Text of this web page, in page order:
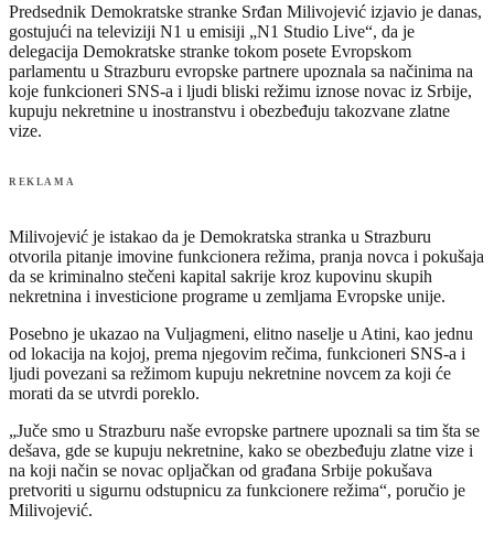
Predsednik Demokratske stranke Srđan Milivojević izjavio je danas,
gostujući na televiziji N1 u emisiji „N1 Studio Live“, da je
delegacija Demokratske stranke tokom posete Evropskom
parlamentu u Strazburu evropske partnere upoznala sa načinima na
koje funkcioneri SNS-a i ljudi bliski režimu iznose novac iz Srbije,
kupuju nekretnine u inostranstvu i obezbeđuju takozvane zlatne
vize.
REKLAMA
Milivojević je istakao da je Demokratska stranka u Strazburu
otvorila pitanje imovine funkcionera režima, pranja novca i pokušaja
da se kriminalno stečeni kapital sakrije kroz kupovinu skupih
nekretnina i investicione programe u zemljama Evropske unije.
Posebno je ukazao na Vuljagmeni, elitno naselje u Atini, kao jednu
od lokacija na kojoj, prema njegovim rečima, funkcioneri SNS-a i
ljudi povezani sa režimom kupuju nekretnine novcem za koji će
morati da se utvrdi poreklo.
„Juče smo u Strazburu naše evropske partnere upoznali sa tim šta se
dešava, gde se kupuju nekretnine, kako se obezbeđuju zlatne vize i
na koji način se novac opljačkan od građana Srbije pokušava
pretvoriti u sigurnu odstupnicu za funkcionere režima“, poručio je
Milivojević.